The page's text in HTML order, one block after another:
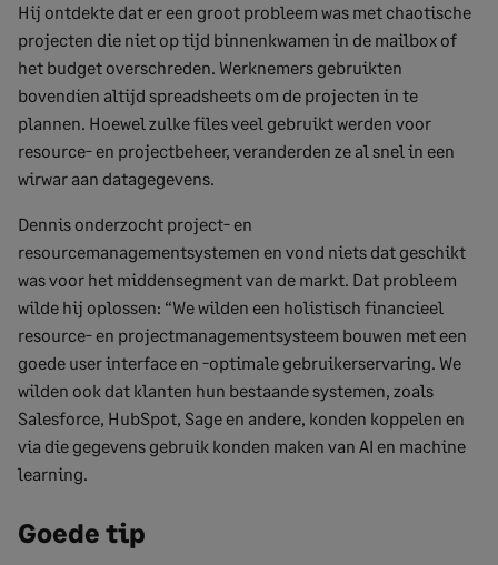
Hij ontdekte dat er een groot probleem was met chaotische
projecten die niet op tijd binnenkwamen in de mailbox of
het budget overschreden. Werknemers gebruikten
bovendien altijd spreadsheets om de projecten in te
plannen. Hoewel zulke files veel gebruikt werden voor
resource- en projectbeheer, veranderden ze al snel in een
wirwar aan datagegevens.
Dennis onderzocht project- en
resourcemanagementsystemen en vond niets dat geschikt
was voor het middensegment van de markt. Dat probleem
wilde hij oplossen: “We wilden een holistisch financieel
resource- en projectmanagementsysteem bouwen met een
goede user interface en -optimale gebruikerservaring. We
wilden ook dat klanten hun bestaande systemen, zoals
Salesforce, HubSpot, Sage en andere, konden koppelen en
via die gegevens gebruik konden maken van AI en machine
learning.
Goede tip